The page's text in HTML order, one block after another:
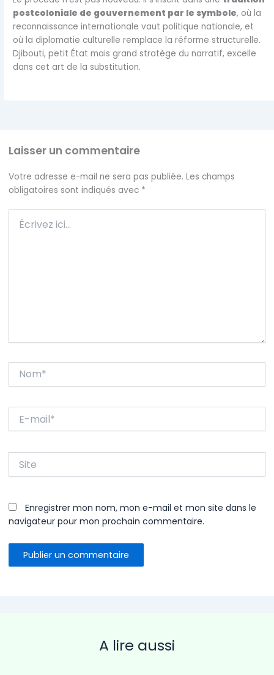
postcoloniale de gouvernement par le symbole, où la
reconnaissance internationale vaut politique nationale, et
où la diplomatie culturelle remplace la réforme structurelle.
Djibouti, petit État mais grand stratège du narratif, excelle
dans cet art de la substitution.
Laisser un commentaire
Votre adresse e-mail ne sera pas publiée. Les champs
obligatoires sont indiqués avec *
ici…
mail*
Enregistrer mon nom, mon e-mail et mon site dans le
navigateur pour mon prochain commentaire.
A lire aussi